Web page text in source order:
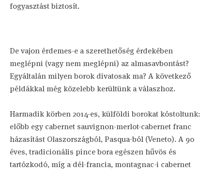
fogyasztást biztosít.
De vajon érdemes-e a szerethetőség érdekében
meglépni (vagy nem meglépni) az almasavbontást?
Egyáltalán milyen borok divatosak ma? A következő
példákkal még közelebb kerültünk a válaszhoz.
Harmadik körben 2014-es, külföldi borokat kóstoltunk:
előbb egy cabernet sauvignon-merlot-cabernet franc
házasítást Olaszországból, Pasqua-ból (Veneto). A 90
éves, tradicionális pince bora egészen hűvös és
tartózkodó, míg a dél-francia, montagnac-i cabernet